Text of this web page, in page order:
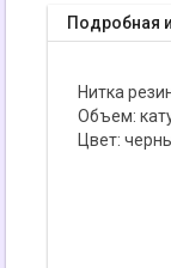
Подробная
Нитка
Объем:
Цвет: